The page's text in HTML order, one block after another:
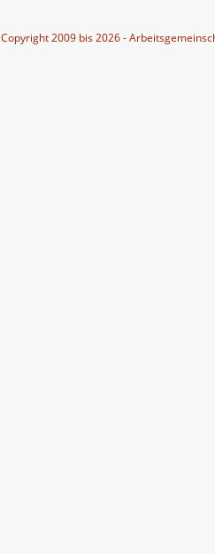
Copyright 2009 bis 2026 -